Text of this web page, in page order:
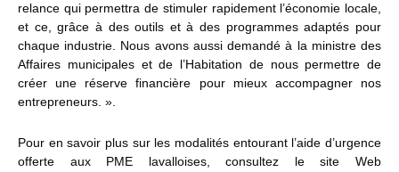
relance qui permettra de stimuler rapidement l’économie locale,
et ce, grâce à des outils et à des programmes adaptés pour
chaque industrie. Nous avons aussi demandé à la ministre des
Affaires municipales et de l’Habitation de nous permettre de
créer une réserve financière pour mieux accompagner nos
entrepreneurs. ».
Pour en savoir plus sur les modalités entourant l’aide d’urgence
offerte aux PME lavalloises, consultez le site Web